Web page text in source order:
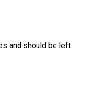
and should be left